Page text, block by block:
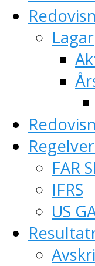
Lagar
FAR
IFRS
US